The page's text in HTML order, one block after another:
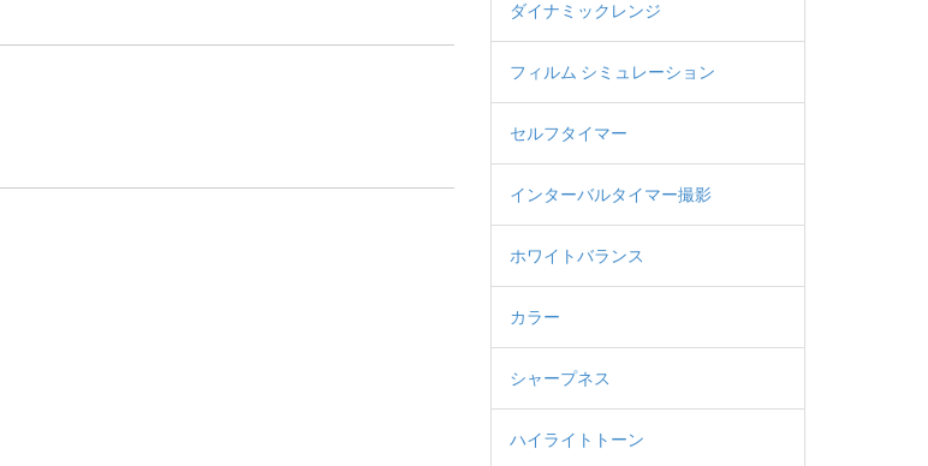
ダイナミックレンジ
フィルム シミュレーション
セルフタイマー
インターバルタイマー撮影
ホワイトバランス
カラー
シャープネス
ハイライトトーン